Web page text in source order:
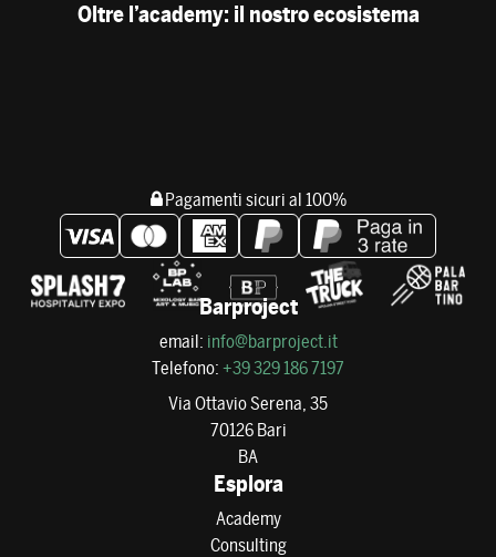
Oltre l’academy: il nostro ecosistema
Pagamenti sicuri al 100%
Barproject
email: info@barproject.it
Telefono: +39 329 186 7197
Via Ottavio Serena, 35
70126 Bari
BA
Esplora
Academy
Consulting